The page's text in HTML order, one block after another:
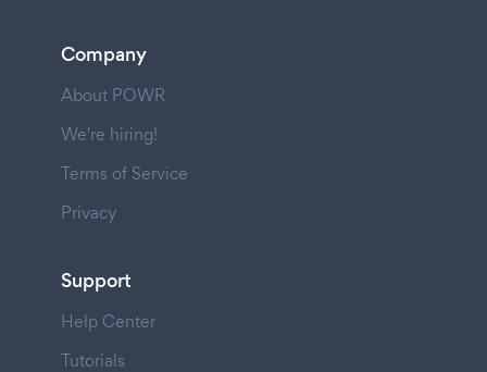
Company
About POWR
We're hiring!
Terms of Service
Privacy
Support
Help Center
Tutorials